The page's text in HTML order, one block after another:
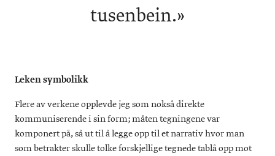
tusenbein.»
Leken symbolikk
Flere av verkene opplevde jeg som nokså direkte
kommuniserende i sin form; måten tegningene var
komponert på, så ut til å legge opp til et narrativ hvor man
som betrakter skulle tolke forskjellige tegnede tablå opp mot